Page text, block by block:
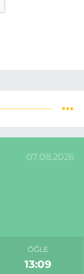
07.08.2026
ÖĞLE
13:09